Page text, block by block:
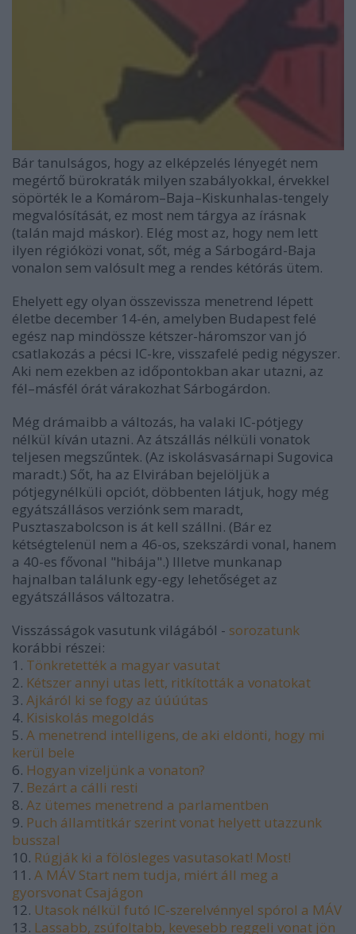
Bár tanulságos, hogy az elképzelés lényegét nem
megértő bürokraták milyen szabályokkal, érvekkel
söpörték le a Komárom–Baja–Kiskunhalas-tengely
megvalósítását, ez most nem tárgya az írásnak
(talán majd máskor). Elég most az, hogy nem lett
ilyen régióközi vonat, sőt, még a Sárbogárd-Baja
vonalon sem valósult meg a rendes kétórás ütem.
Ehelyett egy olyan összevissza menetrend lépett
életbe december 14-én, amelyben Budapest felé
egész nap mindössze kétszer-háromszor van jó
csatlakozás a pécsi IC-kre, visszafelé pedig négyszer.
Aki nem ezekben az időpontokban akar utazni, az
fél–másfél órát várakozhat Sárbogárdon.
Még drámaibb a változás, ha valaki IC-pótjegy
nélkül kíván utazni. Az átszállás nélküli vonatok
teljesen megszűntek. (Az iskolásvasárnapi Sugovica
maradt.) Sőt, ha az Elvirában bejelöljük a
pótjegynélküli opciót, döbbenten látjuk, hogy még
egyátszállásos verziónk sem maradt,
Pusztaszabolcson is át kell szállni. (Bár ez
kétségtelenül nem a 46-os, szekszárdi vonal, hanem
a 40-es fővonal "hibája".) Illetve munkanap
hajnalban találunk egy-egy lehetőséget az
egyátszállásos változatra.
Visszásságok vasutunk világából - sorozatunk
korábbi részei:
1. Tönkretették a magyar vasutat
2. Kétszer annyi utas lett, ritkították a vonatokat
3. Ajkáról ki se fogy az úúúútas
4. Kisiskolás megoldás
5. A menetrend intelligens, de aki eldönti, hogy mi
kerül bele
6. Hogyan vizeljünk a vonaton?
7. Bezárt a cálli resti
8. Az ütemes menetrend a parlamentben
9. Puch államtitkár szerint vonat helyett utazzunk
busszal
10. Rúgják ki a fölösleges vasutasokat! Most!
11. A MÁV Start nem tudja, miért áll meg a
gyorsvonat Csajágon
12. Utasok nélkül futó IC-szerelvénnyel spórol a MÁV
13. Lassabb, zsúfoltabb, kevesebb reggeli vonat jön